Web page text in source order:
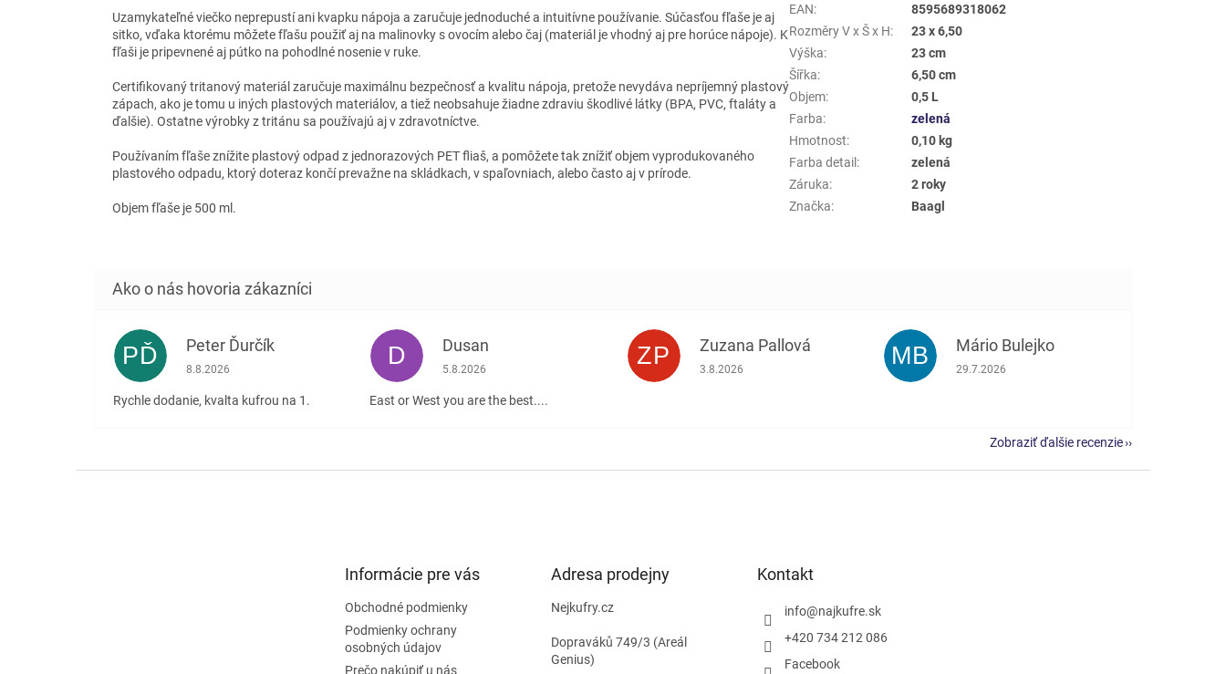
Uzamykateľné viečko neprepustí ani kvapku nápoja a zaručuje jednoduché a intuitívne používanie. Súčasťou fľaše je aj
sitko, vďaka ktorému môžete fľašu použiť aj na malinovky s ovocím alebo čaj (materiál je vhodný aj pre horúce nápoje). K
fľaši je pripevnené aj pútko na pohodlné nosenie v ruke.
Certifikovaný tritanový materiál zaručuje maximálnu bezpečnosť a kvalitu nápoja, pretože nevydáva nepríjemný plastový
zápach, ako je tomu u iných plastových materiálov, a tiež neobsahuje žiadne zdraviu škodlivé látky (BPA, PVC, ftaláty a
ďalšie). Ostatne výrobky z tritánu sa používajú aj v zdravotníctve.
Používaním fľaše znížite plastový odpad z jednorazových PET fliaš, a pomôžete tak znížiť objem vyprodukovaného
plastového odpadu, ktorý doteraz končí prevažne na skládkach, v spaľovniach, alebo často aj v prírode.
Objem fľaše je 500 ml.
EAN:
8595689318062
Rozměry V x Š x H:
23 x 6,50
Výška:
23 cm
Šířka:
6,50 cm
Objem:
0,5 L
Farba:
zelená
Hmotnost:
0,10 kg
Farba detail:
zelená
Záruka:
2 roky
Značka: Baagl
PĎ Peter Ďurčík
Hodnotenie obchodu je 5 z 5 hviezdičiek.
8.8.2026
Rychle dodanie, kvalta kufrou na 1.
D Dusan
Hodnotenie obchodu je 5 z 5 hviezdičiek.
5.8.2026
East or West you are the best....
ZP Zuzana Pallová
Hodnotenie obchodu je 5 z 5 hviezdičiek.
3.8.2026 MB Mário Bulejko
Hodnotenie obchodu je 5 z 5 hviezdičiek.
29.7.2026
Zobraziť ďalšie recenzie
Informácie pre vás
Obchodné podmienky
Podmienky ochrany
osobných údajov
Prečo nakúpiť u nás
Adresa prodejny
Nejkufry.cz
Dopraváků 749/3 (Areál
Genius)
Kontakt
info@najkufre.sk
+420 734 212 086
Facebook